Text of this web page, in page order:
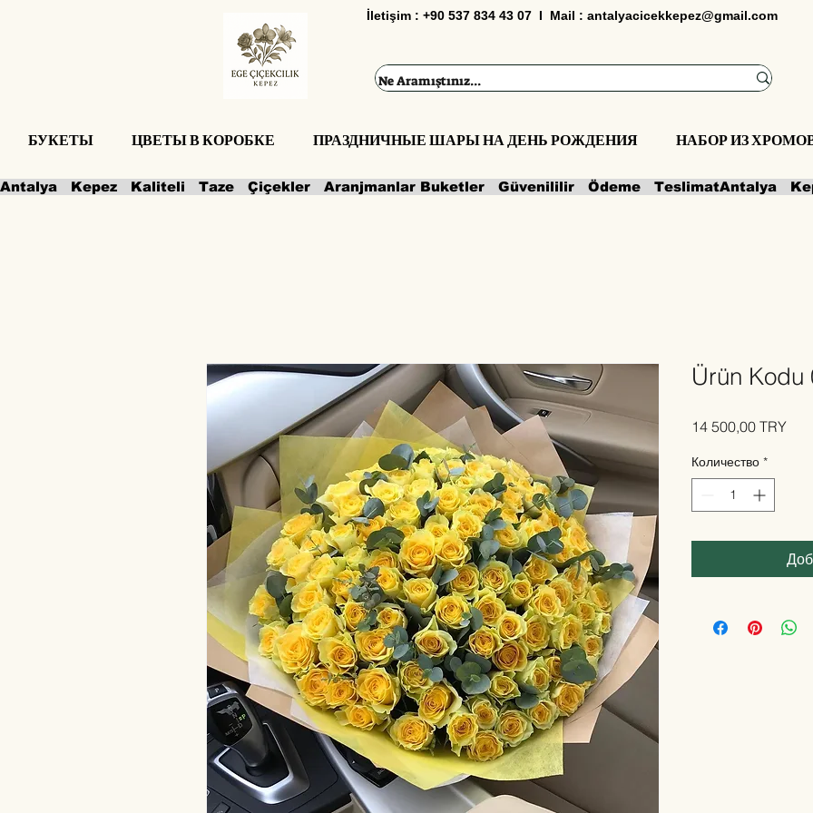
İletişim : +90 537 834 43 07 I Mail : antalyacicekkepez@gmail.com
БУКЕТЫ ЦВЕТЫ В КОРОБКЕ ПРАЗДНИЧНЫЕ ШАРЫ НА ДЕНЬ РОЖДЕНИЯ НАБОР ИЗ
Antalya   Kepez   Kaliteli   Taze   Çiçekler   Aranjmanlar Buketler   Güvenililir   Ödeme   Teslimat
Ürün Kodu
14 500,00 TRYЦена
Количество *